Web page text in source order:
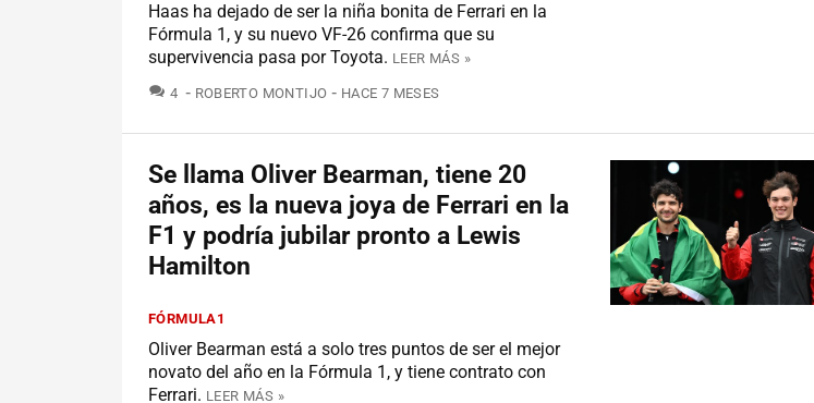
Haas ha dejado de ser la niña bonita de Ferrari en la
Fórmula 1, y su nuevo VF-26 confirma que su
supervivencia pasa por Toyota. LEER MÁS »
4 COMENTARIOS
ROBERTO MONTIJO HACE 7 MESES
Se llama Oliver Bearman, tiene 20
años, es la nueva joya de Ferrari en la
F1 y podría jubilar pronto a Lewis
Hamilton
FÓRMULA1
Oliver Bearman está a solo tres puntos de ser el mejor
novato del año en la Fórmula 1, y tiene contrato con
Ferrari. LEER MÁS »